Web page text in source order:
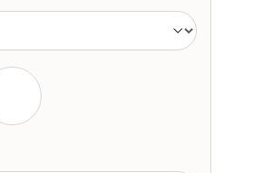
Zöld